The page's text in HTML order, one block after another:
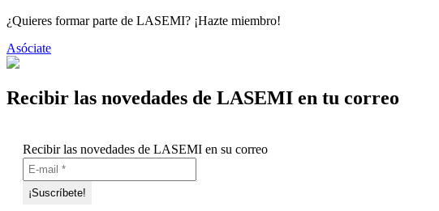
¿Quieres formar parte de LASEMI? ¡Hazte miembro!
Asóciate
Recibir las novedades de LASEMI en tu correo
Recibir las novedades de LASEMI en su correo